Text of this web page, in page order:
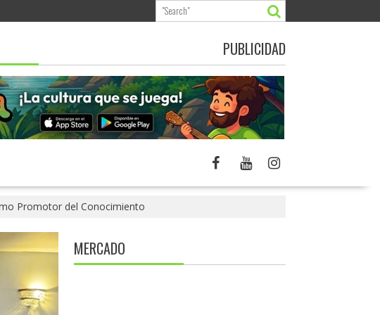
PUBLICIDAD
Promotor del Conocimiento
MERCADO